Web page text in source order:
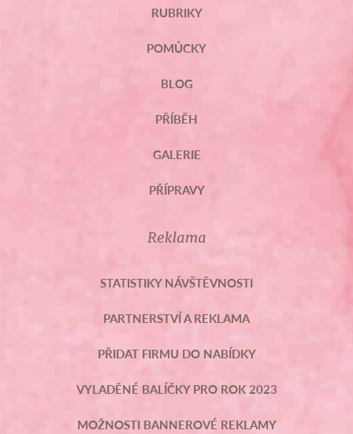
RUBRIKY
POMŮCKY
BLOG
PŘÍBĚH
GALERIE
PŘÍPRAVY
Reklama
STATISTIKY NÁVŠTĚVNOSTI
PARTNERSTVÍ A REKLAMA
PŘIDAT FIRMU DO NABÍDKY
VYLADĚNÉ BALÍČKY PRO ROK 2023
MOŽNOSTI BANNEROVÉ REKLAMY